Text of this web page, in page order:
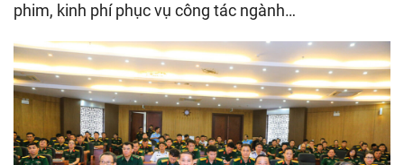
phim, kinh phí phục vụ công tác ngành…